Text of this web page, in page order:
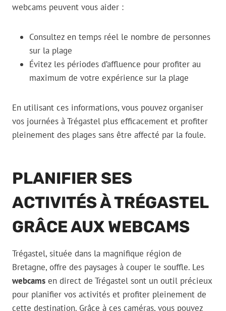
webcams peuvent vous aider :
Consultez en temps réel le nombre de personnes
sur la plage
Évitez les périodes d’affluence pour profiter au
maximum de votre expérience sur la plage
En utilisant ces informations, vous pouvez organiser
vos journées à Trégastel plus efficacement et profiter
pleinement des plages sans être affecté par la foule.
PLANIFIER SES
ACTIVITÉS À TRÉGASTEL
GRÂCE AUX WEBCAMS
Trégastel, située dans la magnifique région de
Bretagne, offre des paysages à couper le souffle. Les
webcams en direct de Trégastel sont un outil précieux
pour planifier vos activités et profiter pleinement de
cette destination. Grâce à ces caméras, vous pouvez